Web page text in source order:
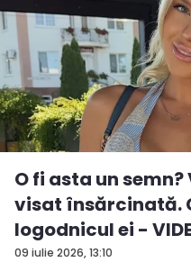
09 iulie 2026, 13:10
O fi asta un
visat însărcinată.
logodnicul ei -